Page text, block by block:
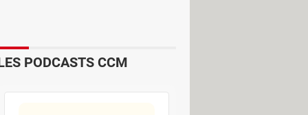
PODCASTS CCM